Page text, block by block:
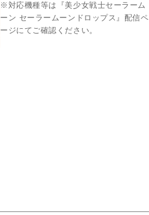
※対応機種等は『美少女戦士セーラーム
ーン セーラームーンドロップス』配信ペ
ージにてご確認ください。